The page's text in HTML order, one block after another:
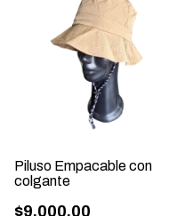
Piluso Empacable con
colgante
$9.000,00